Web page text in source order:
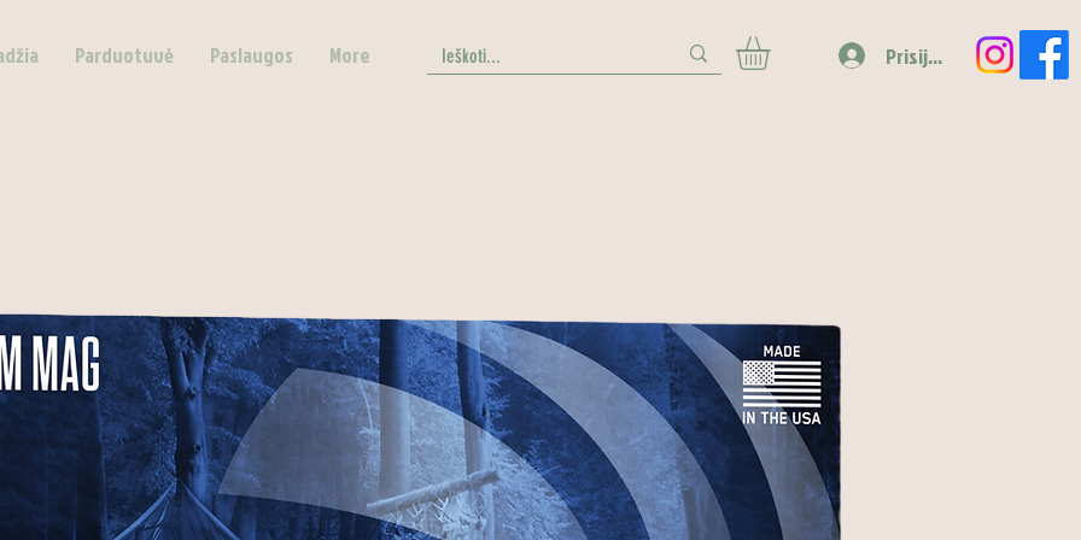
Parduotuvė Paslaugos More Prisijungti